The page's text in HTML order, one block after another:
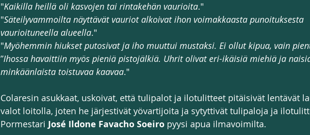
"Kaikilla heillä oli kasvojen tai rintakehän vaurioita."
"Säteilyvammoilta näyttävät vauriot alkoivat ihon voimakkaasta punoituksesta
vaurioituneella alueella."
"Myöhemmin hiukset putosivat ja iho muuttui mustaksi. Ei ollut kipua, vain
”Ihossa havaittiin myös pieniä pistojälkiä. Uhrit olivat eri-ikäisiä miehiä ja
minkäänlaista toistuvaa kaavaa."
Colaresin asukkaat, uskoivat, että tulipalot ja ilotulitteet pitäisivät lentävät
valot loitolla, joten he järjestivät yövartijoita ja sytyttivät tulipaloja ja
Pormestari José Ildone Favacho Soeiro pyysi apua ilmavoimilta.